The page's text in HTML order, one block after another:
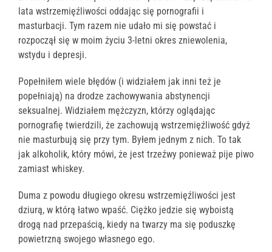
lata wstrzemięźliwości oddając się pornografii i
masturbacji. Tym razem nie udało mi się powstać i
rozpoczął się w moim życiu 3-letni okres zniewolenia,
wstydu i depresji.
Popełniłem wiele błędów (i widziałem jak inni też je
popełniają) na drodze zachowywania abstynencji
seksualnej. Widziałem mężczyzn, którzy oglądając
pornografię twierdzili, że zachowują wstrzemięźliwość gdyż
nie masturbują się przy tym. Byłem jednym z nich. To tak
jak alkoholik, który mówi, że jest trzeźwy ponieważ pije piwo
zamiast whiskey.
Duma z powodu długiego okresu wstrzemięźliwości jest
dziurą, w którą łatwo wpaść. Ciężko jedzie się wyboistą
drogą nad przepaścią, kiedy na twarzy ma się poduszkę
powietrzną swojego własnego ego.